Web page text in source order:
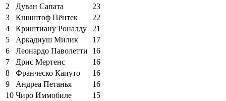
2
Дуван Сапата
23
3
Кшиштоф Пёнтек
22
4
Криштиану Роналду
21
5
Аркадиуш Милик
17
6
Леонардо Паволетти
16
7
Дрис Мертенс
16
8
Франческо Капуто
16
9
Андреа Петанья
16
10 Чиро Иммобиле
15